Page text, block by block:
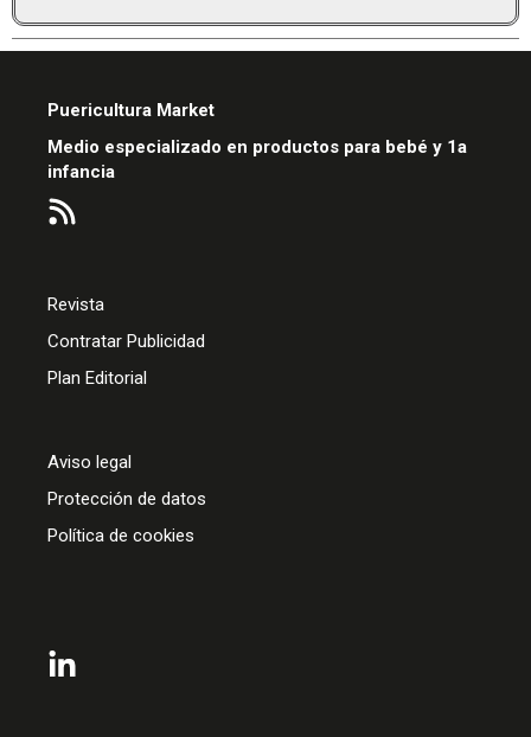
Puericultura Market
Medio especializado en productos para bebé y 1a
infancia
Revista
Contratar Publicidad
Plan Editorial
Aviso legal
Protección de datos
Política de cookies